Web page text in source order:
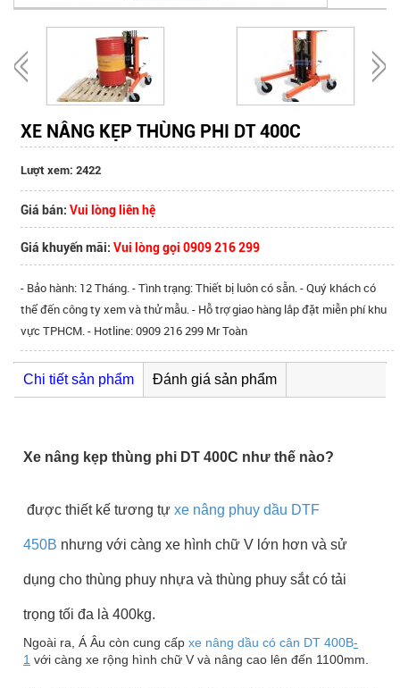
XE NÂNG KẸP THÙNG PHI DT 400C
Lượt xem: 2422
Giá bán:Vui lòng liên hệ
Giá khuyến mãi:Vui lòng gọi 0909 216 299
- Bảo hành: 12 Tháng. - Tình trạng: Thiết bị luôn có sẵn. - Quý khách có
thể đến công ty xem và thử mẫu. - Hỗ trợ giao hàng lắp đặt miễn phí khu
vực TPHCM. - Hotline: 0909 216 299 Mr Toàn
Chi tiết sản phẩm Đánh giá sản phẩm
Xe nâng kẹp thùng phi DT 400C như thế nào?
được thiết kế tương tự xe nâng phuy dầu DTF
450B nhưng với càng xe hình chữ V lớn hơn và sử
dụng cho thùng phuy nhựa và thùng phuy sắt có tải
trọng tối đa là 400kg.
Ngoài ra, Á Âu còn cung cấp xe nâng dầu có cân DT 400B-
1 với càng xe rộng hình chữ V và nâng cao lên đến 1100mm.